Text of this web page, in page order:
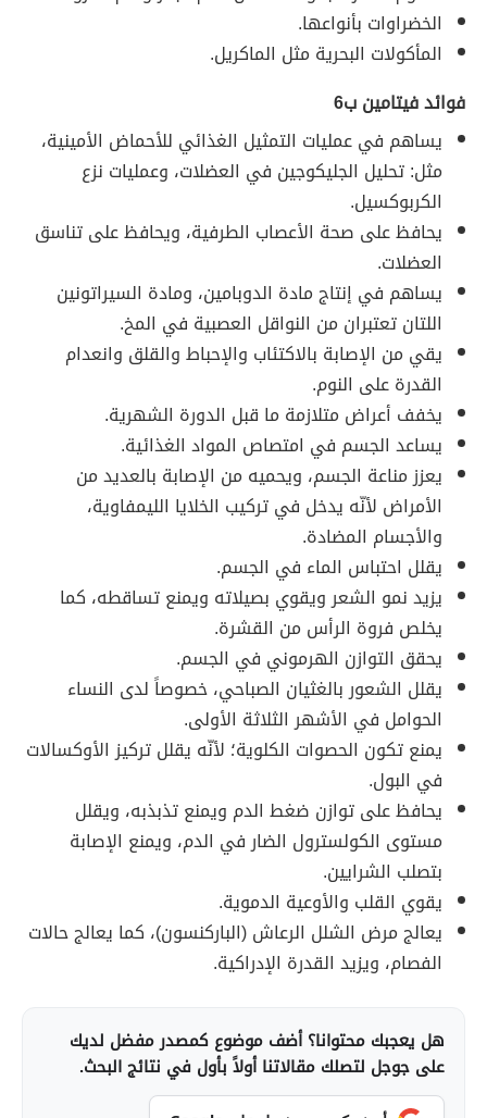
الخضراوات بأنواعها.
المأكولات البحرية مثل الماكريل.
فوائد فيتامين ب6
يساهم في عمليات التمثيل الغذائي للأحماض الأمينية،
مثل: تحليل الجليكوجين في العضلات، وعمليات نزع
الكربوكسيل.
يحافظ على صحة الأعصاب الطرفية، ويحافظ على تناسق
العضلات.
يساهم في إنتاج مادة الدوبامين، ومادة السيراتونين
اللتان تعتبران من النواقل العصبية في المخ.
يقي من الإصابة بالاكتئاب والإحباط والقلق وانعدام
القدرة على النوم.
يخفف أعراض متلازمة ما قبل الدورة الشهرية.
يساعد الجسم في امتصاص المواد الغذائية.
يعزز مناعة الجسم، ويحميه من الإصابة بالعديد من
الأمراض لأنّه يدخل في تركيب الخلايا الليمفاوية،
والأجسام المضادة.
يقلل احتباس الماء في الجسم.
يزيد نمو الشعر ويقوي بصيلاته ويمنع تساقطه، كما
يخلص فروة الرأس من القشرة.
يحقق التوازن الهرموني في الجسم.
يقلل الشعور بالغثيان الصباحي، خصوصاً لدى النساء
الحوامل في الأشهر الثلاثة الأولى.
يمنع تكون الحصوات الكلوية؛ لأنّه يقلل تركيز الأوكسالات
في البول.
يحافظ على توازن ضغط الدم ويمنع تذبذبه، ويقلل
مستوى الكولسترول الضار في الدم، ويمنع الإصابة
بتصلب الشرايين.
يقوي القلب والأوعية الدموية.
يعالج مرض الشلل الرعاش (الباركنسون)، كما يعالج حالات
الفصام، ويزيد القدرة الإدراكية.
هل يعجبك محتوانا؟ أضف موضوع كمصدر مفضل لديك
على جوجل لتصلك مقالاتنا أولاً بأول في نتائج البحث.